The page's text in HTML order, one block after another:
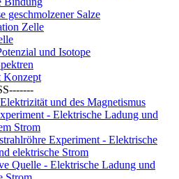
geschmolzener Salze
Zelle
und Isotope
Konzept
und des Magnetismus
- Elektrische Ladung und
Strom
Experiment - Elektrische
elektrische Strom
Quelle - Elektrische Ladung und